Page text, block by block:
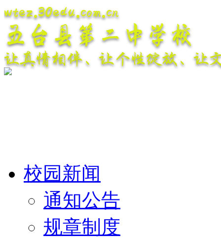
wtez.30edu.com.cn
五台县第二中学校
让真情相伴、让个性绽放、让
校园新闻
通知公告
规章制度